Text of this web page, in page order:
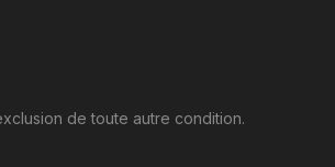
de toute autre condition.